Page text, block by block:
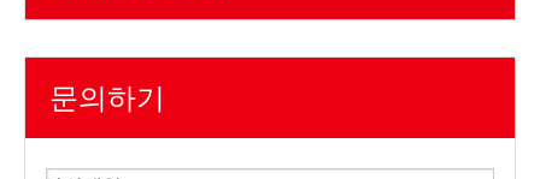
문의하기